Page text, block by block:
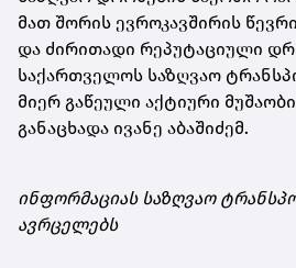
მათ შორის ევროკავშირის
და ძირითადი რეპუტაციული
საქართველოს საზღვაო
მიერ გაწეული აქტიური
განაცხადა ივანე აბაშიძემ.
ინფორმაციას საზღვაო
ავრცელებს